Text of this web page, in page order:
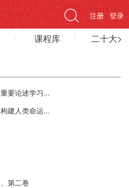
登录
注册
课程库 二十大>
要论述学习...
建人类命运...
第二卷